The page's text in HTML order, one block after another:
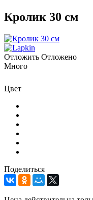
Кролик 30 см
Отложить Отложено
Много
Цвет
Поделиться